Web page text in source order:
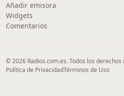
Añadir emisora
Widgets
Comentarios
© 2026 Radios.com.es. Todos los
Política de PrivacidadTérminos de Uso